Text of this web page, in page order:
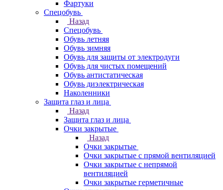
Фартуки
Спецобувь
Назад
Спецобувь
Обувь летняя
Обувь зимняя
Обувь для защиты от электродуги
Обувь для чистых помещений
Обувь антистатическая
Обувь диэлектрическая
Наколенники
Защита глаз и лица
Назад
Защита глаз и лица
Очки закрытые
Назад
Очки закрытые
Очки закрытые с прямой вентиляцией
Очки закрытые с непрямой
вентиляцией
Очки закрытые герметичные